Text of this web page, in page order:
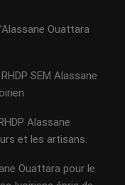
Ouattara
SEM Alassane
Alassane
et les artisans.
Ouattara pour le